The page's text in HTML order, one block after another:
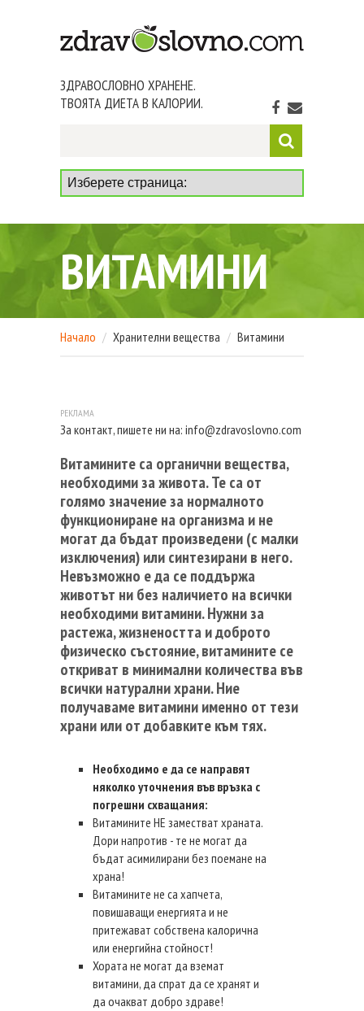
ЗДРАВОСЛОВНО ХРАНЕНЕ.
ТВОЯТА ДИЕТА В КАЛОРИИ.
ВИТАМИНИ
Начало Хранителни вещества Витамини
За контакт, пишете ни на: info@zdravoslovno.com
Витамините са органични вещества,
необходими за живота. Те са от
голямо значение за нормалното
функциониране на организма и не
могат да бъдат произведени (с малки
изключения) или синтезирани в него.
Невъзможно е да се поддържа
животът ни без наличието на всички
необходими витамини. Нужни за
растежа, жизнеността и доброто
физическо състояние, витамините се
откриват в минимални количества във
всички натурални храни. Ние
получаваме витамини именно от тези
храни или от добавките към тях.
Необходимо е да се направят
няколко уточнения във връзка с
погрешни схващания:
Витамините НЕ заместват храната.
Дори напротив - те не могат да
бъдат асимилирани без поемане на
храна!
Витамините не са хапчета,
повишаващи енергията и не
притежават собствена калорична
или енергийна стойност!
Хората не могат да вземат
витамини, да спрат да се хранят и
да очакват добро здраве!